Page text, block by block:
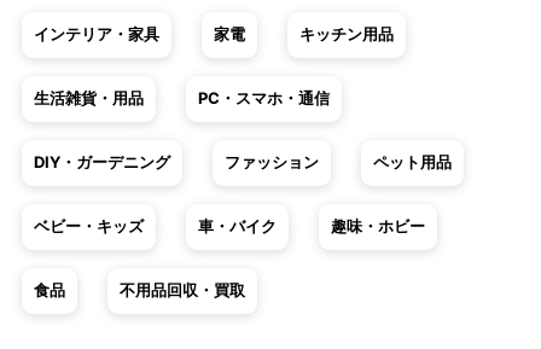
インテリア・家具 家電 キッチン用品
生活雑貨・用品 PC・スマホ・通信
DIY・ガーデニング ファッション ペット用品
ベビー・キッズ 車・バイク 趣味・ホビー
食品 不用品回収・買取